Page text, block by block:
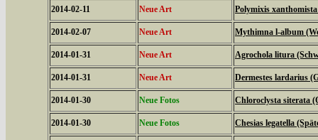
2014-02-11 Neue Art Polymixis
2014-02-07 Neue Art Mythimna l-album
2014-01-31 Neue Art Agrochola litura
2014-01-31 Neue Art Dermestes lardarius
2014-01-30 Neue Fotos Chloroclysta siterata
2014-01-30 Neue Fotos Chesias legatella